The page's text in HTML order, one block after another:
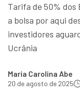
Tarifa de 50% dos
a bolsa por aqui
investidores
Ucrânia
Maria Carolina Abe
20 de agosto de 2025